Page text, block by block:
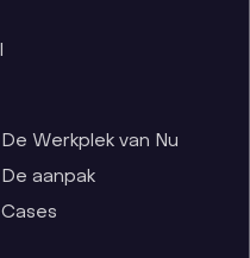
De Werkplek van Nu
De aanpak
Cases